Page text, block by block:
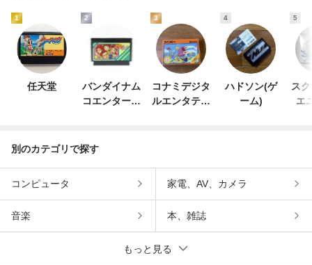
1
任天堂
2
バンダイナム
コエンターテ
3
コナミデジタ
ルエンタテイ
4
ハドソン(ゲ
ーム)
5
ス
エ
別のカテゴリで探す
コンピュータ 家電、AV、カメラ
音楽 本、雑誌
もっと見る